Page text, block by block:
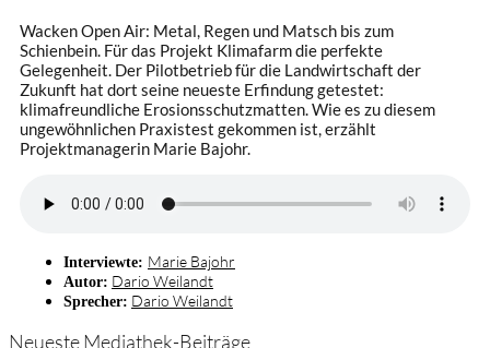
Wacken Open Air: Metal, Regen und Matsch bis zum
Schienbein. Für das Projekt Klimafarm die perfekte
Gelegenheit. Der Pilotbetrieb für die Landwirtschaft der
Zukunft hat dort seine neueste Erfindung getestet:
klimafreundliche Erosionsschutzmatten. Wie es zu diesem
ungewöhnlichen Praxistest gekommen ist, erzählt
Projektmanagerin Marie Bajohr.
Interviewte: Marie Bajohr
Autor: Dario Weilandt
Sprecher: Dario Weilandt
Neueste Mediathek-Beiträge